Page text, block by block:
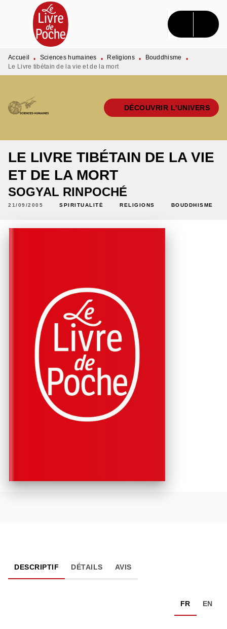
MENU RECHERCHE CONTENU
PIED DE PAGE
Accueil • Sciences humaines • Religions • Bouddhisme
•
Le Livre tibétain de la vie et de la mort
DÉCOUVRIR L'UNIVERS
LE LIVRE TIBÉTAIN DE LA VIE
ET DE LA MORT
SOGYAL RINPOCHÉ
21/09/2005 SPIRITUALITÉ RELIGIONS BOUDDHISME
DESCRIPTIF DÉTAILS AVIS
FR EN